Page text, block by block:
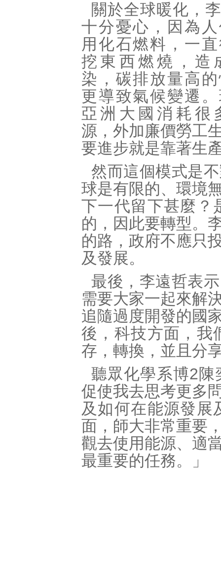
關於全球暖化，
十分憂心，因為
用化石燃料，一
挖東西燃燒，造
染，碳排放量高
更導致氣候變遷
亞洲大國消耗很
源，外加廉價勞工
要進步就是靠著生
然而這個模式是
球是有限的、環境
下一代留下甚麼？
的，因此要轉型。
的路，政府不應只
及發展。
最後，李遠哲表
需要大家一起來解
追隨過度開發的國
後，科技方面，我
存，轉換，並且分
聽眾化學系博2陳
促使我去思考更多
及如何在能源發展
面，師大非常重要
觀去使用能源、適
最重要的任務。」